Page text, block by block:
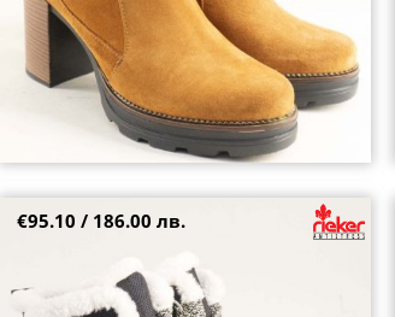
Топли дамски боти RIEKER в черен цвят от
€95.10 / 186.00 лв.